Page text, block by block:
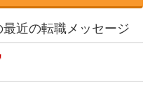
近の転職メッセージ